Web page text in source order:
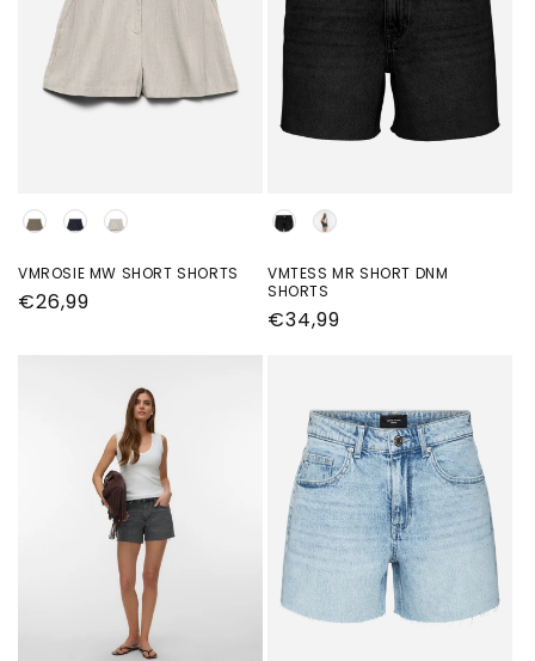
Kleur
VMROSIE MW SHORT SHORTS
Normale
€26,99
Kleur
VMTESS MR SHORT DNM
SHORTS
Normale
€34,99